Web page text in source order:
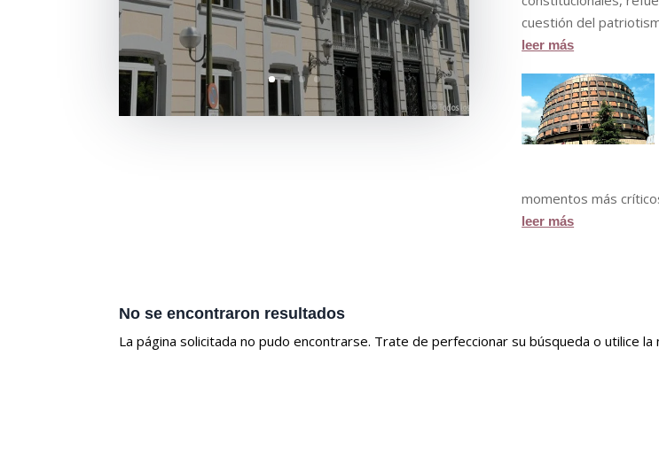
cuestión del
leer más
momentos más
leer más
No se encontraron resultados
La página solicitada no pudo encontrarse. Trate de perfeccionar su búsqueda o utilice la